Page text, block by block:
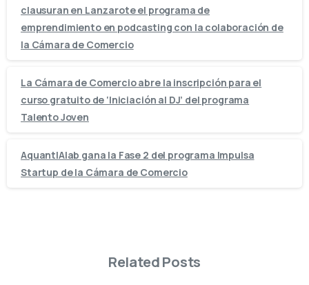
clausuran en Lanzarote el programa de
emprendimiento en podcasting con la colaboración de
la Cámara de Comercio
La Cámara de Comercio abre la inscripción para el
curso gratuito de ‘Iniciación al DJ’ del programa
Talento Joven
AquantIAlab gana la Fase 2 del programa Impulsa
Startup de la Cámara de Comercio
Related Posts